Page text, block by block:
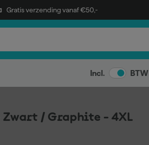
Gratis verzending vanaf €50,-
Incl. BTW
/ Graphite - 4XL